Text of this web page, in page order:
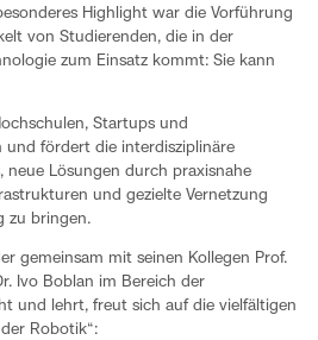
Highlight war die Vorführung
von Studierenden, die in der
zum Einsatz kommt: Sie kann
Startups und
und fördert die interdisziplinäre
neue Lösungen durch praxisnahe
und gezielte Vernetzung
zu bringen.
gemeinsam mit seinen Kollegen Prof.
Ivo Boblan im Bereich der
und lehrt, freut sich auf die vielfältigen
Robotik“: